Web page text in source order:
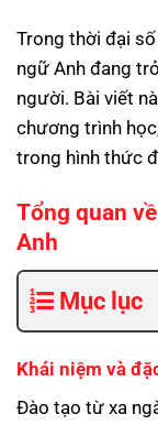
Trong thời đại
ngữ Anh đang
người. Bài viết
chương trình
trong hình thức
Tổng quan
Anh
Mục lục
Khái niệm và
Đào tạo từ xa